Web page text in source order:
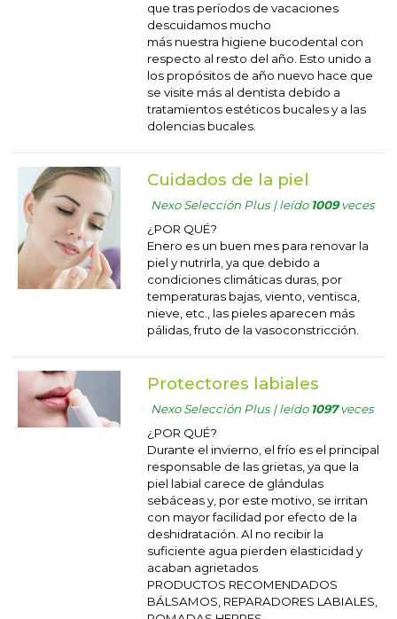
que tras períodos de vacaciones
descuidamos mucho
más nuestra higiene bucodental con
respecto al resto del año. Esto unido a
los propósitos de año nuevo hace que
se visite más al dentista debido a
tratamientos estéticos bucales y a las
dolencias bucales.
Cuidados de la piel
Nexo Selección Plus | leído 1009veces
¿POR QUÉ?
Enero es un buen mes para renovar la
piel y nutrirla, ya que debido a
condiciones climáticas duras, por
temperaturas bajas, viento, ventisca,
nieve, etc., las pieles aparecen más
pálidas, fruto de la vasoconstricción.
Protectores labiales
Nexo Selección Plus | leído 1097veces
¿POR QUÉ?
Durante el invierno, el frío es el principal
responsable de las grietas, ya que la
piel labial carece de glándulas
sebáceas y, por este motivo, se irritan
con mayor facilidad por efecto de la
deshidratación. Al no recibir la
suficiente agua pierden elasticidad y
acaban agrietados
PRODUCTOS RECOMENDADOS
BÁLSAMOS, REPARADORES LABIALES,